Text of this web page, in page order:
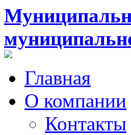
Главная
О компании
Контакты